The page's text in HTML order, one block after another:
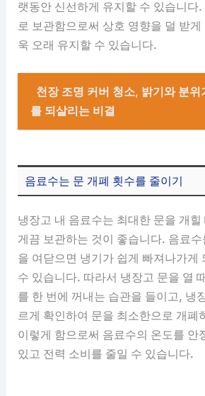
랫동안 신선하게 유지할 수 있습니다
로 보관함으로써 상호 영향을 덜 받
욱 오래 유지할 수 있습니다.
천장 조명 커버 청소, 밝기와 분위
를 되살리는 비결
음료수는 문 개폐 횟수를 줄이기
냉장고 내 음료수는 최대한 문을 개
게끔 보관하는 것이 좋습니다. 음료
을 여닫으면 냉기가 쉽게 빠져나가게
수 있습니다. 따라서 냉장고 문을 열
를 한 번에 꺼내는 습관을 들이고, 냉
르게 확인하여 문을 최소한으로 개폐
이렇게 함으로써 음료수의 온도를 안
있고 전력 소비를 줄일 수 있습니다.